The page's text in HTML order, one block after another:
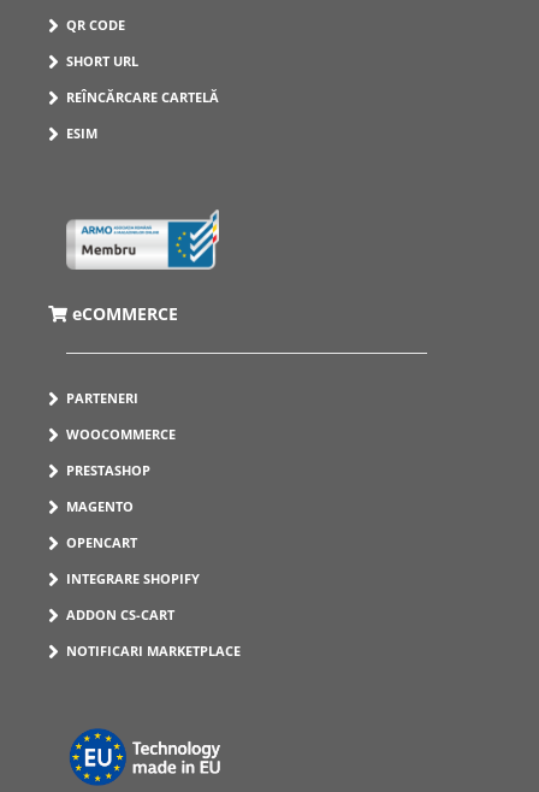
QR CODE
SHORT URL
REÎNCĂRCARE CARTELĂ
ESIM
eCOMMERCE
PARTENERI
WOOCOMMERCE
PRESTASHOP
MAGENTO
OPENCART
INTEGRARE SHOPIFY
ADDON CS-CART
NOTIFICARI MARKETPLACE